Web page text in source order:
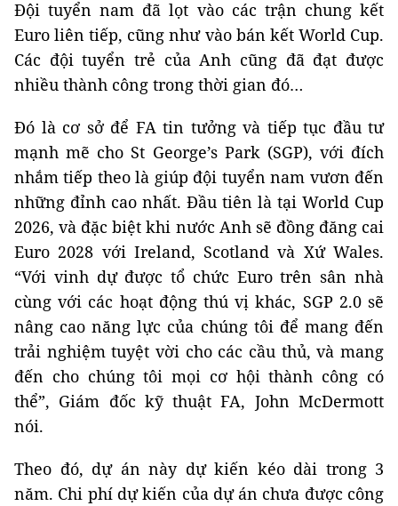
Đội tuyển nam đã lọt vào các trận chung kết
Euro liên tiếp, cũng như vào bán kết World Cup.
Các đội tuyển trẻ của Anh cũng đã đạt được
nhiều thành công trong thời gian đó…
Đó là cơ sở để FA tin tưởng và tiếp tục đầu tư
mạnh mẽ cho St George’s Park (SGP), với đích
nhắm tiếp theo là giúp đội tuyển nam vươn đến
những đỉnh cao nhất. Đầu tiên là tại World Cup
2026, và đặc biệt khi nước Anh sẽ đồng đăng cai
Euro 2028 với Ireland, Scotland và Xứ Wales.
“Với vinh dự được tổ chức Euro trên sân nhà
cùng với các hoạt động thú vị khác, SGP 2.0 sẽ
nâng cao năng lực của chúng tôi để mang đến
trải nghiệm tuyệt vời cho các cầu thủ, và mang
đến cho chúng tôi mọi cơ hội thành công có
thể”, Giám đốc kỹ thuật FA, John McDermott
nói.
Theo đó, dự án này dự kiến kéo dài trong 3
năm. Chi phí dự kiến ​​của dự án chưa được công